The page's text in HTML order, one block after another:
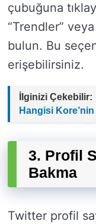
çubuğuna
“Trendler”
bulun. Bu
erişebilirsiniz.
İlginizi Çekebilir:
Hangisi
3. Profil
Bakma
Twitter profil